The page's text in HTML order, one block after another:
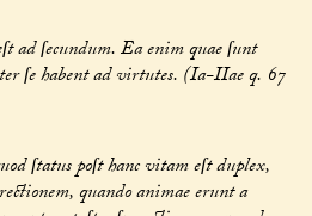
ad ſecundum. Ea enim quae ſunt
ſe habent ad virtutes. (Ia-IIae q. 67
ſtatus poſt hanc vitam eſt duplex,
quando animae erunt a